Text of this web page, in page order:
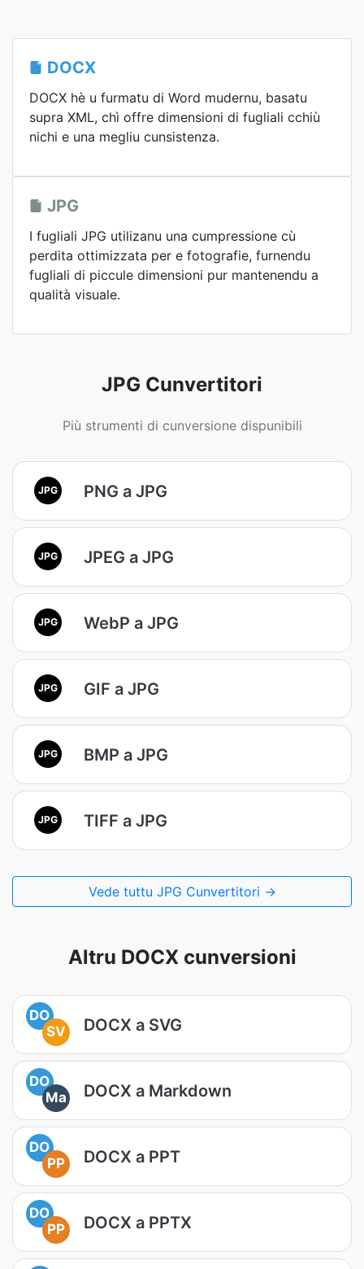
DOCX
DOCX hè u furmatu di Word mudernu, basatu
supra XML, chì offre dimensioni di fugliali cchiù
nichi e una megliu cunsistenza.
JPG
I fugliali JPG utilizanu una cumpressione cù
perdita ottimizzata per e fotografie, furnendu
fugliali di piccule dimensioni pur mantenendu a
qualità visuale.
JPG Cunvertitori
Più strumenti di cunversione dispunibili
JPG PNG a JPG
JPG JPEG a JPG
JPG WebP a JPG
JPG GIF a JPG
JPG BMP a JPG
JPG TIFF a JPG
Vede tuttu JPG Cunvertitori →
Altru DOCX cunversioni
DO
SV
DOCX a SVG
DO
Ma
DOCX a Markdown
DO
PP
DOCX a PPT
DO
PP
DOCX a PPTX